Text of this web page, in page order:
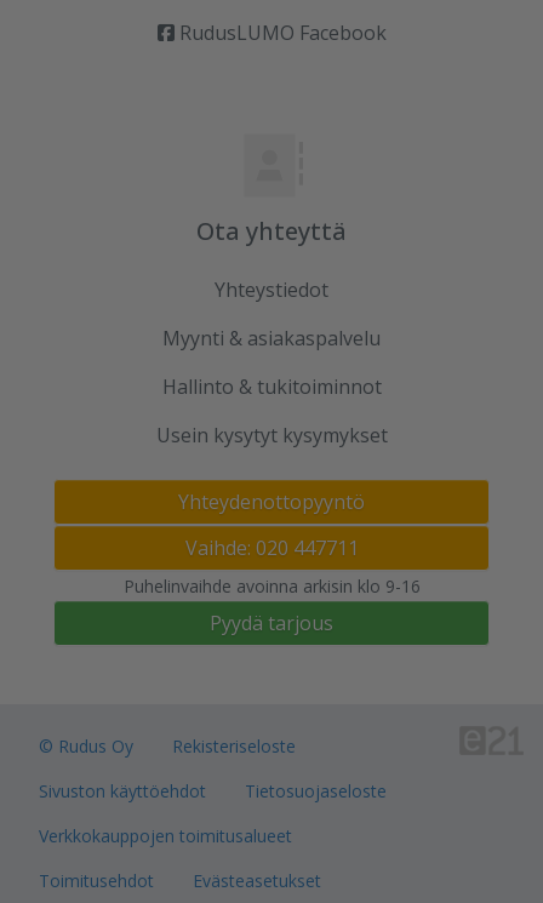
RudusLUMO Facebook
Ota yhteyttä
Yhteystiedot
Myynti & asiakaspalvelu
Hallinto & tukitoiminnot
Usein kysytyt kysymykset
Yhteydenottopyyntö
Vaihde: 020 447711
Puhelinvaihde avoinna arkisin klo 9-16
Pyydä tarjous
© Rudus Oy
Rekisteriseloste
Sivuston käyttöehdot
Tietosuojaseloste
Verkkokauppojen toimitusalueet
Toimitusehdot
Evästeasetukset